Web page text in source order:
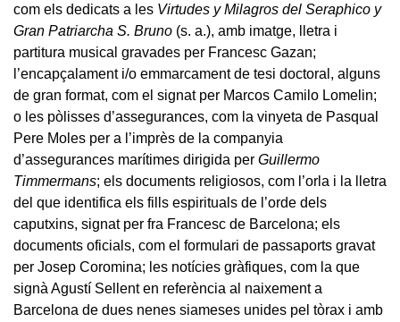
com els dedicats a les Virtudes y Milagros del Seraphico y
Gran Patriarcha S. Bruno (s. a.), amb imatge, lletra i
partitura musical gravades per Francesc Gazan;
l’encapçalament i/o emmarcament de tesi doctoral, alguns
de gran format, com el signat per Marcos Camilo Lomelin;
o les pòlisses d’assegurances, com la vinyeta de Pasqual
Pere Moles per a l’imprès de la companyia
d’assegurances marítimes dirigida per Guillermo
Timmermans; els documents religiosos, com l’orla i la lletra
del que identifica els fills espirituals de l’orde dels
caputxins, signat per fra Francesc de Barcelona; els
documents oficials, com el formulari de passaports gravat
per Josep Coromina; les notícies gràfiques, com la que
signà Agustí Sellent en referència al naixement a
Barcelona de dues nenes siameses unides pel tòrax i amb